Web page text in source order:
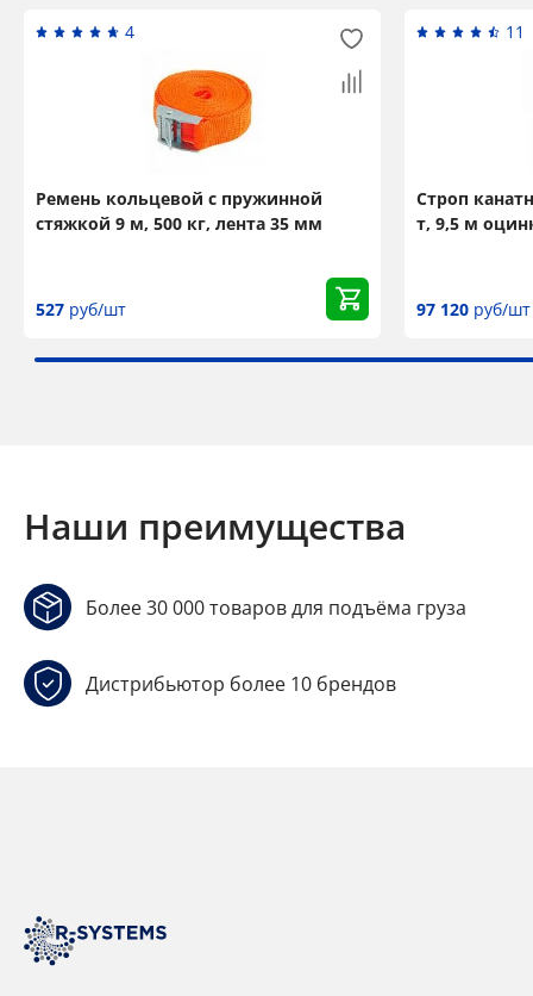
4
Ремень кольцевой с пружинной
стяжкой 9 м, 500 кг, лента 35 мм
527 руб/шт
11
Строп
т, 9,5 м
97 120 руб/шт
Наши преимущества
Более 30 000 товаров для подъёма груза
Дистрибьютор более 10 брендов